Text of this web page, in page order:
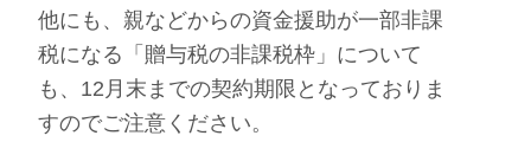
他にも、親などからの資金援助が一部非課
税になる「贈与税の非課税枠」について
も、12月末までの契約期限となっておりま
すのでご注意ください。